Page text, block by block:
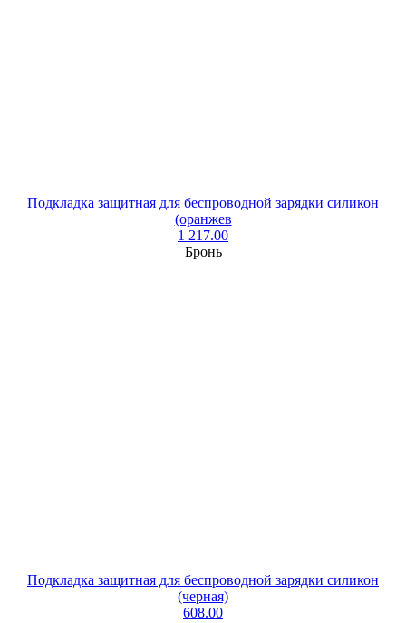
Подкладка защитная для беспроводной зарядки силикон
(оранжев
1 217.00
Бронь
Подкладка защитная для беспроводной зарядки силикон
(черная)
608.00